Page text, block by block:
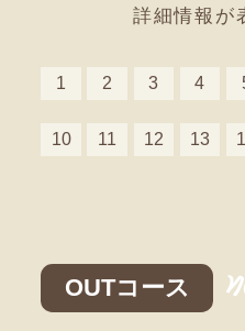
詳細情報が
1 2 3 4
10 11 12 13
OUTコース
OUTコース
OUTコース
OUTコース
OUTコース
OUTコース
OUTコース
OUTコース
OUTコース
INコース
INコース
INコース
INコース
INコース
INコース
INコース
INコース
INコース